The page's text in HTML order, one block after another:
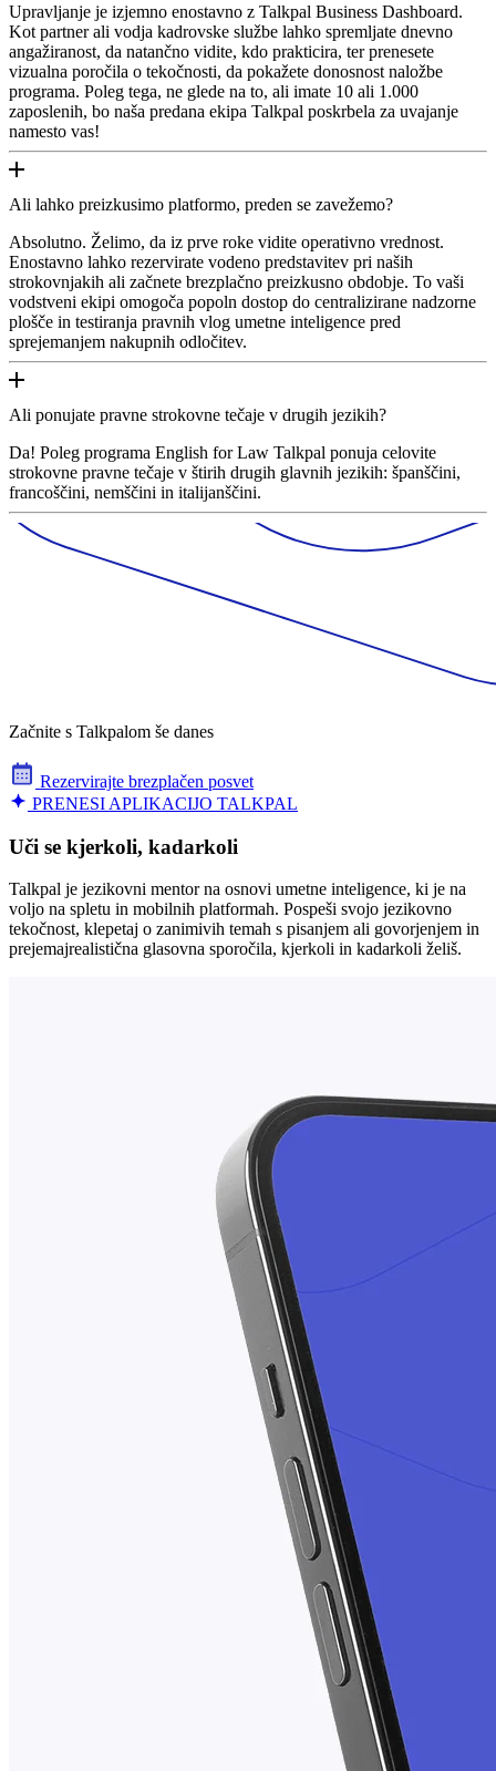
Upravljanje je izjemno enostavno z Talkpal Business Dashboard.
Kot partner ali vodja kadrovske službe lahko spremljate dnevno
angažiranost, da natančno vidite, kdo prakticira, ter prenesete
vizualna poročila o tekočnosti, da pokažete donosnost naložbe
programa. Poleg tega, ne glede na to, ali imate 10 ali 1.000
zaposlenih, bo naša predana ekipa Talkpal poskrbela za uvajanje
namesto vas!
Ali lahko preizkusimo platformo, preden se zavežemo?
Absolutno. Želimo, da iz prve roke vidite operativno vrednost.
Enostavno lahko rezervirate vodeno predstavitev pri naših
strokovnjakih ali začnete brezplačno preizkusno obdobje. To vaši
vodstveni ekipi omogoča popoln dostop do centralizirane nadzorne
plošče in testiranja pravnih vlog umetne inteligence pred
sprejemanjem nakupnih odločitev.
Ali ponujate pravne strokovne tečaje v drugih jezikih?
Da! Poleg programa English for Law Talkpal ponuja celovite
strokovne pravne tečaje v štirih drugih glavnih jezikih: španščini,
francoščini, nemščini in italijanščini.
Začnite s Talkpalom še danes
Rezervirajte brezplačen posvet
PRENESI APLIKACIJO TALKPAL
Uči se kjerkoli, kadarkoli
Talkpal je jezikovni mentor na osnovi umetne inteligence, ki je na
voljo na spletu in mobilnih platformah. Pospeši svojo jezikovno
tekočnost, klepetaj o zanimivih temah s pisanjem ali govorjenjem in
prejemajrealistična glasovna sporočila, kjerkoli in kadarkoli želiš.